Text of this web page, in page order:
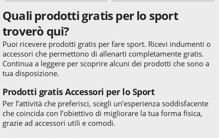
Quali prodotti gratis per lo sport
troverò qui?
Puoi ricevere prodotti gratis per fare sport. Ricevi indumenti o
accessori che permettono di allenarti completamente gratis.
Continua a leggere per scoprire alcuni dei prodotti che sono a
tua disposizione.
Prodotti gratis Accessori per lo Sport
Per l’attività che preferisci, scegli un’esperienza soddisfacente
che coincida con l’obiettivo di migliorare la tua forma fisica,
grazie ad accessori utili e comodi.